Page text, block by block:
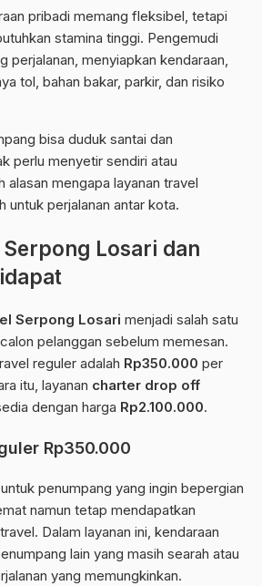
pribadi memang fleksibel, tetapi
stamina tinggi. Pengemudi
perjalanan, menyiapkan kendaraan,
tol, bahan bakar, parkir, dan risiko
bisa duduk santai dan
perlu menyetir sendiri atau
alasan mengapa layanan travel
untuk perjalanan antar kota.
Losari dan
Serpong Losari menjadi salah satu
pelanggan sebelum memesan.
reguler adalah Rp350.000 per
itu, layanan charter drop off
dengan harga Rp2.100.000.
Rp350.000
penumpang yang ingin bepergian
namun tetap mendapatkan
Dalam layanan ini, kendaraan
lain yang masih searah atau
yang memungkinkan.